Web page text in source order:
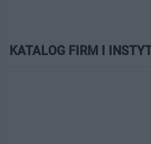
KATALOG FIRM I